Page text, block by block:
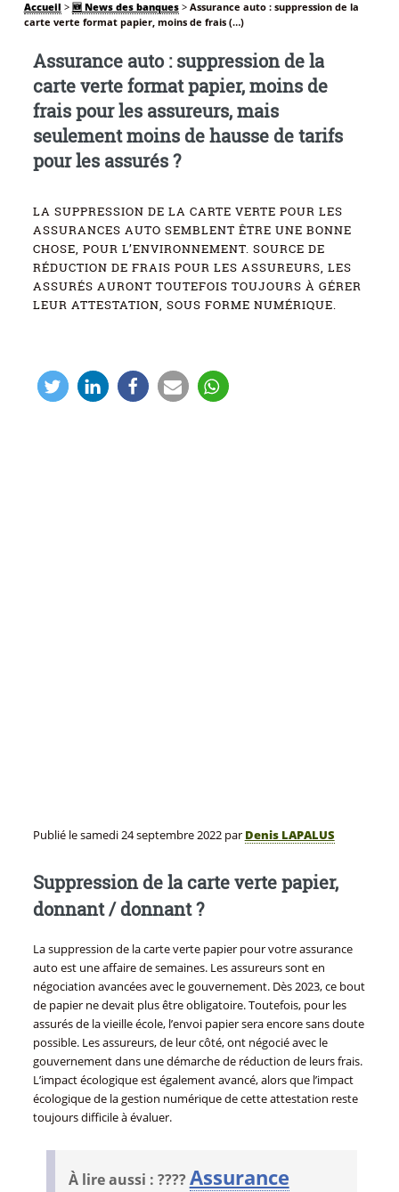
Accueil > 🆕 News des banques> Assurance auto : suppression de la
carte verte format papier, moins de frais (…)
Assurance auto : suppression de la
carte verte format papier, moins de
frais pour les assureurs, mais
seulement moins de hausse de tarifs
pour les assurés ?
LA SUPPRESSION DE LA CARTE VERTE POUR LES
ASSURANCES AUTO SEMBLENT ÊTRE UNE BONNE
CHOSE, POUR L’ENVIRONNEMENT. SOURCE DE
RÉDUCTION DE FRAIS POUR LES ASSUREURS, LES
ASSURÉS AURONT TOUTEFOIS TOUJOURS À GÉRER
LEUR ATTESTATION, SOUS FORME NUMÉRIQUE.
Publié lesamedi 24 septembre 2022par Denis LAPALUS
Suppression de la carte verte papier,
donnant / donnant ?
La suppression de la carte verte papier pour votre assurance
auto est une affaire de semaines. Les assureurs sont en
négociation avancées avec le gouvernement. Dès 2023, ce bout
de papier ne devait plus être obligatoire. Toutefois, pour les
assurés de la vieille école, l’envoi papier sera encore sans doute
possible. Les assureurs, de leur côté, ont négocié avec le
gouvernement dans une démarche de réduction de leurs frais.
L’impact écologique est également avancé, alors que l’impact
écologique de la gestion numérique de cette attestation reste
toujours difficile à évaluer.
À lire aussi : ????Assurance